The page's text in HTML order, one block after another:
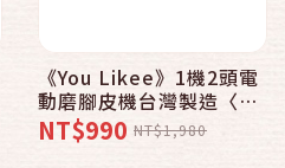
《You Likee》1機2頭電
動磨腳皮機台灣製造〈腳
皮機2入贈替換蕊頭2組〉
去除角質美膚磨皮機
NT$990 NT$1,980